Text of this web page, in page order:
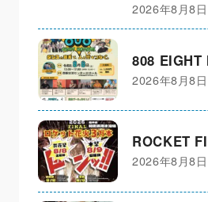
2026年8月8
808 EIGHT
2026年8月8
ROCKET
2026年8月8